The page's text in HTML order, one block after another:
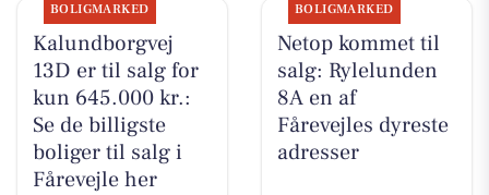
BOLIGMARKED
Kalundborgvej
13D er til salg for
kun 645.000 kr.:
Se de billigste
boliger til salg i
Fårevejle her
BOLIGMARKED
Netop kommet til
salg: Rylelunden
8A en af
Fårevejles dyreste
adresser